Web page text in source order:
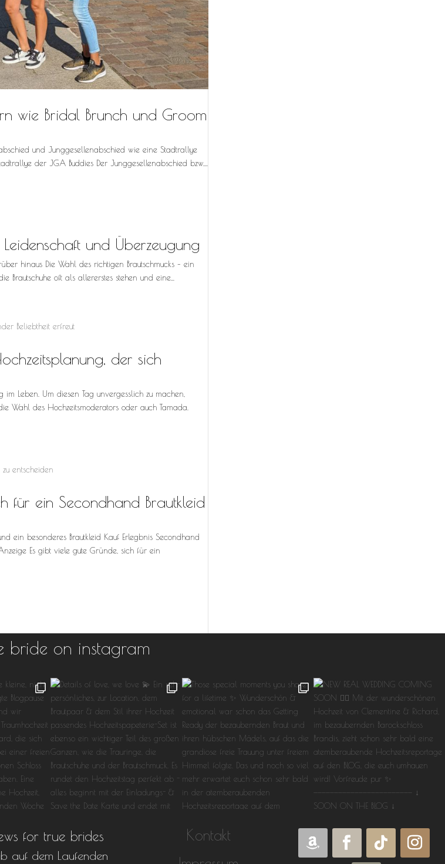
wie Bridal Brunch und Groom
und Junggesellenabschied wie eine Stadtrallye
der JGA Buddies Der Junggesellenabschied bzw....
und Überzeugung
hinaus Die Wahl des richtigen Brautschmucks – ein
Brautschuhe oft als allererstes stehen und eine...
der sich
Leben. Um diesen Tag unvergesslich zu machen,
Wahl des Hochzeitsmoderators oder auch Tamada.
für ein Secondhand Brautkleid
ein besonderes Brautkleid Kauf Erlegbnis Secondhand
Es gibt viele gute Gründe, sich für ein
bride on instagram
for true brides
auf dem Laufenden
Kontakt